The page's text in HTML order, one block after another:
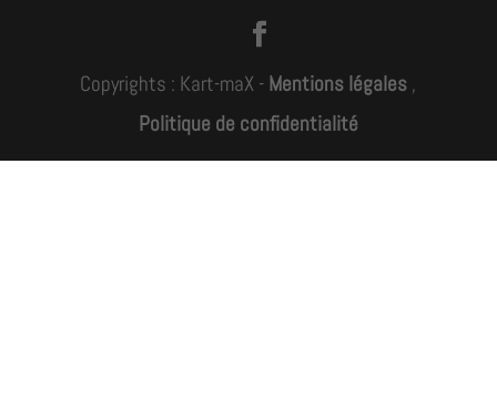
Copyrights : Kart-maX - Mentions légales ,
Politique de confidentialité